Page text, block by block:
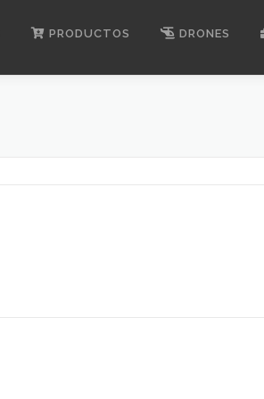
PRODUCTOS DRONES